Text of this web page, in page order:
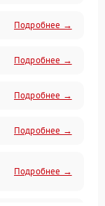
Подробнее →
Подробнее →
Подробнее →
Подробнее →
Подробнее →